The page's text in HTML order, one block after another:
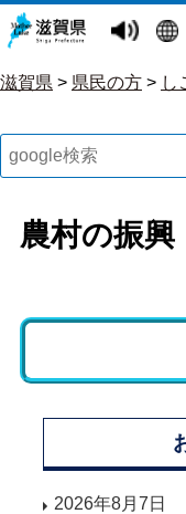
滋賀県 > 県民の方 > し
農村の振興
2026年8月7日